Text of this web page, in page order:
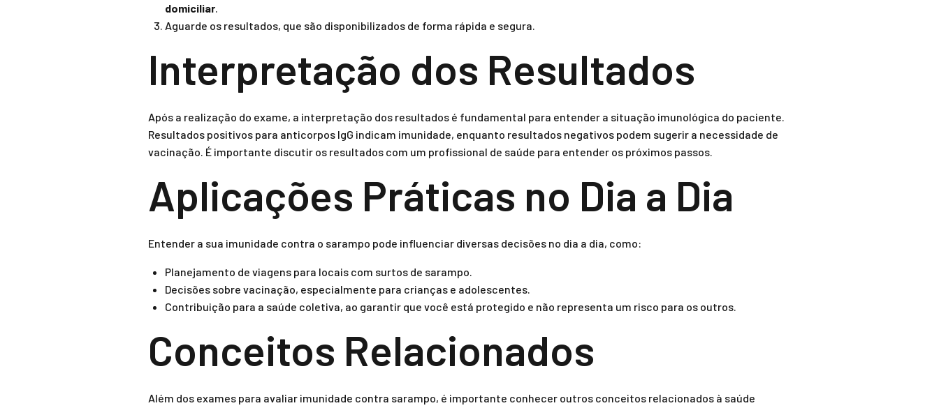
domiciliar.
Aguarde os resultados, que são disponibilizados de forma rápida e segura.
Interpretação dos Resultados
Após a realização do exame, a interpretação dos resultados é fundamental para entender a situação imunológica do paciente.
Resultados positivos para anticorpos IgG indicam imunidade, enquanto resultados negativos podem sugerir a necessidade de
vacinação. É importante discutir os resultados com um profissional de saúde para entender os próximos passos.
Aplicações Práticas no Dia a Dia
Entender a sua imunidade contra o sarampo pode influenciar diversas decisões no dia a dia, como:
Planejamento de viagens para locais com surtos de sarampo.
Decisões sobre vacinação, especialmente para crianças e adolescentes.
Contribuição para a saúde coletiva, ao garantir que você está protegido e não representa um risco para os outros.
Conceitos Relacionados
Além dos exames para avaliar imunidade contra sarampo, é importante conhecer outros conceitos relacionados à saúde